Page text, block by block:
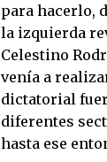
para hacerlo,
la izquierda
Celestino
venía a
dictatorial
diferentes
hasta ese